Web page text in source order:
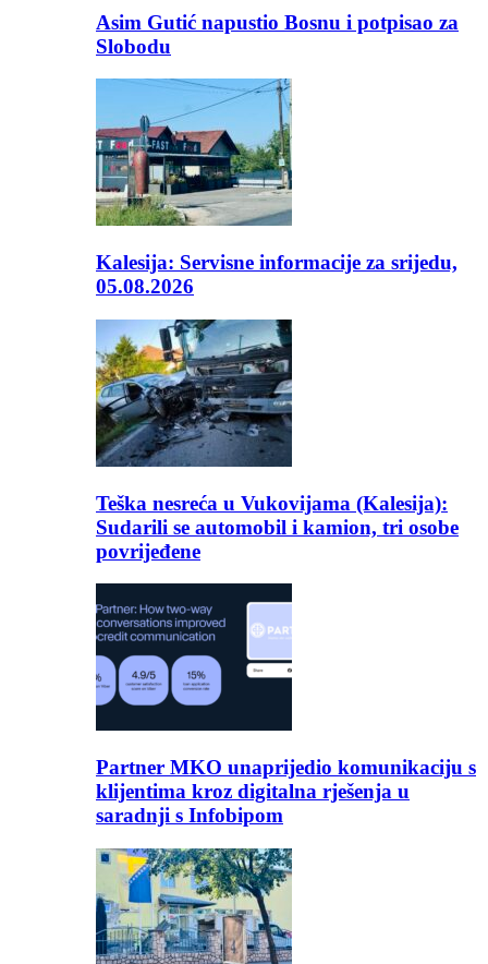
Asim Gutić napustio Bosnu i potpisao za
Slobodu
Kalesija: Servisne informacije za srijedu,
05.08.2026
Teška nesreća u Vukovijama (Kalesija):
Sudarili se automobil i kamion, tri osobe
povrijeđene
Partner MKO unaprijedio komunikaciju s
klijentima kroz digitalna rješenja u
saradnji s Infobipom